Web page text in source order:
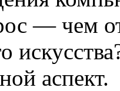
— чем
аспект.